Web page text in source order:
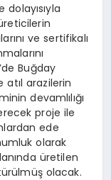
ve sertifikalı
Buğday
atıl arazilerin
devamlılığı
proje ile
ede
olarak
üretilen
olacak.